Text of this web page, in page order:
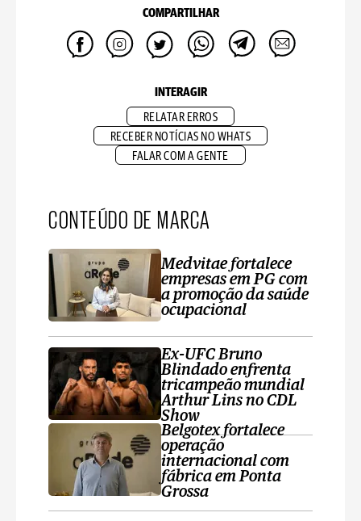
COMPARTILHAR
INTERAGIR
RELATAR ERROS
RECEBER NOTÍCIAS NO WHATS
FALAR COM A GENTE
CONTEÚDO DE MARCA
Medvitae fortalece
empresas em PG com
a promoção da saúde
ocupacional
Ex-UFC Bruno
Blindado enfrenta
tricampeão mundial
Arthur Lins no CDL
Show
Belgotex fortalece
operação
internacional com
fábrica em Ponta
Grossa